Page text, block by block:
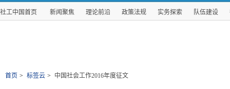
社工中国首页 新闻聚焦 理论前沿 政策法规 实务探索 队伍建设
首页 > 标签云 > 中国社会工作2016年度征文